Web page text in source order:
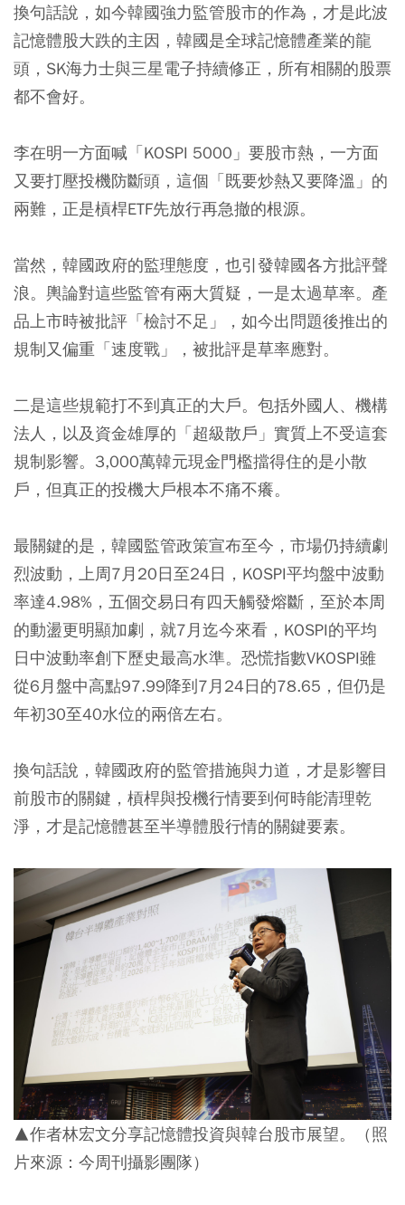
換句話說，如今韓國強力監管股市的作為，才是此波
記憶體股大跌的主因，韓國是全球記憶體產業的龍
頭，SK海力士與三星電子持續修正，所有相關的股票
都不會好。
李在明一方面喊「KOSPI 5000」要股市熱，一方面
又要打壓投機防斷頭，這個「既要炒熱又要降溫」的
兩難，正是槓桿ETF先放行再急撤的根源。
當然，韓國政府的監理態度，也引發韓國各方批評聲
浪。輿論對這些監管有兩大質疑，一是太過草率。產
品上市時被批評「檢討不足」，如今出問題後推出的
規制又偏重「速度戰」，被批評是草率應對。
二是這些規範打不到真正的大戶。包括外國人、機構
法人，以及資金雄厚的「超級散戶」實質上不受這套
規制影響。3,000萬韓元現金門檻擋得住的是小散
戶，但真正的投機大戶根本不痛不癢。
最關鍵的是，韓國監管政策宣布至今，市場仍持續劇
烈波動，上周7月20日至24日，KOSPI平均盤中波動
率達4.98%，五個交易日有四天觸發熔斷，至於本周
的動盪更明顯加劇，就7月迄今來看，KOSPI的平均
日中波動率創下歷史最高水準。恐慌指數VKOSPI雖
從6月盤中高點97.99降到7月24日的78.65，但仍是
年初30至40水位的兩倍左右。
換句話說，韓國政府的監管措施與力道，才是影響目
前股市的關鍵，槓桿與投機行情要到何時能清理乾
淨，才是記憶體甚至半導體股行情的關鍵要素。
▲作者林宏文分享記憶體投資與韓台股市展望。（照
片來源：今周刊攝影團隊）